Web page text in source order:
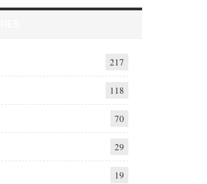
217
118
70
29
19